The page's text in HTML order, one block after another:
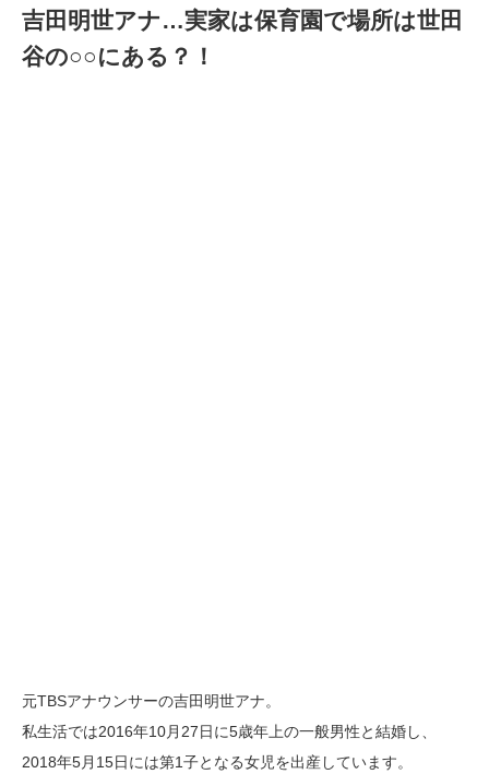
吉田明世アナ…実家は保育園で場所は世田
谷の○○にある？！
元TBSアナウンサーの吉田明世アナ。
私生活では2016年10月27日に5歳年上の一般男性と結婚し、
2018年5月15日には第1子となる女児を出産しています。